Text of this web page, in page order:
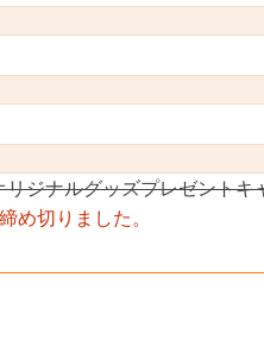
リジナルグッズプレゼントキ
め切りました。